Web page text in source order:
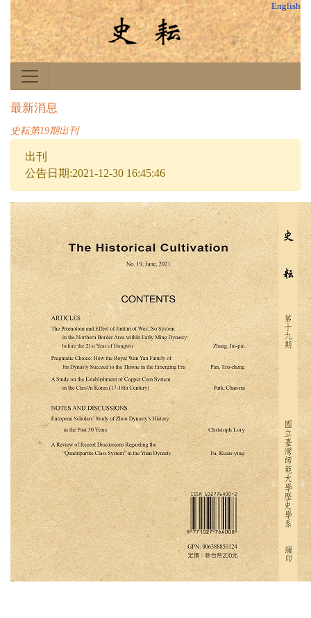
English
最新消息
史耘第19期出刊
出刊
公告日期:2021-12-30 16:45:46